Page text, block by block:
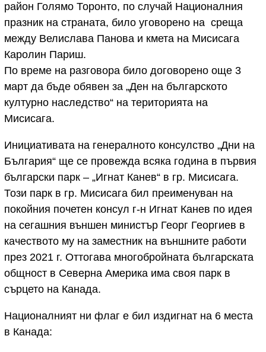
район Голямо Торонто, по случай Националния
празник на страната, било уговорено на среща
между Велислава Панова и кмета на Мисисага
Каролин Париш.
По време на разговора било договорено още 3
март да бъде обявен за „Ден на българското
културно наследство“ на територията на
Мисисага.
Инициативата на генералното консулство „Дни на
България“ ще се провежда всяка година в първия
български парк – „Игнат Канев“ в гр. Мисисага.
Този парк в гр. Мисисага бил преименуван на
покойния почетен консул г-н Игнат Канев по идея
на сегашния външен министър Георг Георгиев в
качеството му на заместник на външните работи
през 2021 г. Оттогава многобройната българската
общност в Северна Америка има своя парк в
сърцето на Канада.
Националният ни флаг е бил издигнат на 6 места
в Канада: